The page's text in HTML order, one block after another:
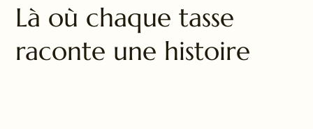
Là où chaque tasse
raconte une histoire